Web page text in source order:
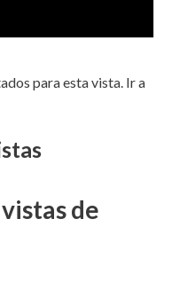
para esta vista. Ir a
de